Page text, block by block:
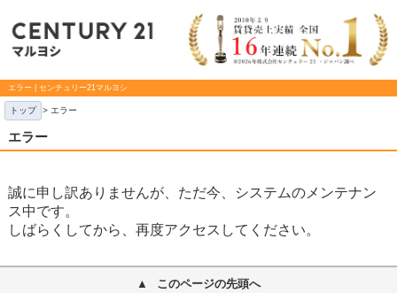
エラー | センチュリー21マルヨシ
トップ > エラー
エラー
誠に申し訳ありませんが、ただ今、システムのメンテナン
ス中です。
しばらくしてから、再度アクセスしてください。
このページの先頭へ